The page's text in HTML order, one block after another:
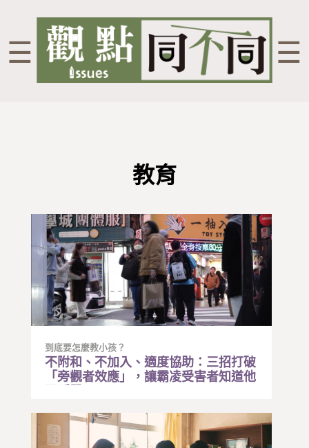
☰ ☰
教育
到底要怎麼教小孩？
不附和、不加入、適度協助：三招打破
「旁觀者效應」，讓霸凌受害者知道他